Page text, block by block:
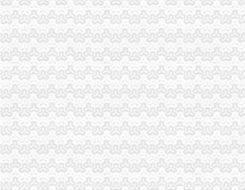
高新区工商注册大厅服务质量电子评价器线
市代理注销分公司局召开市局班子及成员民
秀山局四项措施贯彻市代办注销分公司局组织
永川工商局重庆注销税务三措并举抓好流通
石柱局西沱工商所整顿规范猪肉市重庆分公司
大渡口局节日市代理注销分公司场专项整群众
垫江局重庆注销分公司认真作好实施《广告
酉局代办注销分公司采取五项措施搞好工改
长寿局重庆注销分公司五措并举提高政务管理
巫山局分公司营业执照注销五项措施保障节